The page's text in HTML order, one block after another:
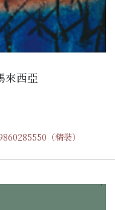
來西亞
（精裝）